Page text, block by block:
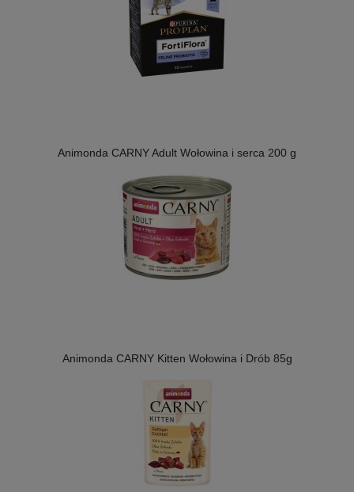
Animonda CARNY Adult Wołowina i serca 200 g
Animonda CARNY Kitten Wołowina i Drób 85g